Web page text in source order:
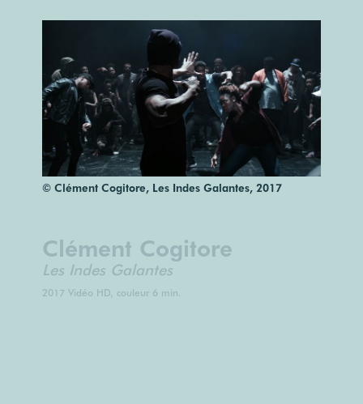
© Clément Cogitore, Les Indes Galantes, 2017
Clément Cogitore
Les Indes Galantes
2017 Vidéo HD, couleur 6 min.